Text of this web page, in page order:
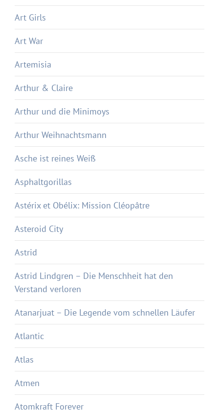
Art Girls
Art War
Artemisia
Arthur & Claire
Arthur und die Minimoys
Arthur Weihnachtsmann
Asche ist reines Weiß
Asphaltgorillas
Astérix et Obélix: Mission Cléopâtre
Asteroid City
Astrid
Astrid Lindgren – Die Menschheit hat den
Verstand verloren
Atanarjuat – Die Legende vom schnellen Läufer
Atlantic
Atlas
Atmen
Atomkraft Forever